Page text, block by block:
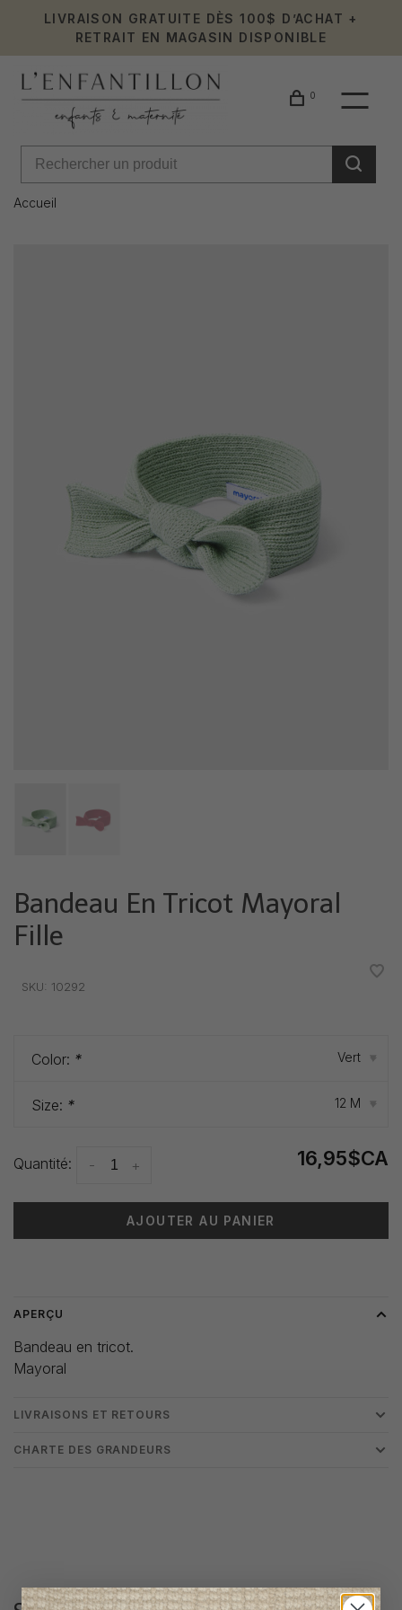
LIVRAISON GRATUITE DÈS 100$ D’ACHAT +
RETRAIT EN MAGASIN DISPONIBLE
0
Accueil
Bandeau En Tricot Mayoral
Fille
SKU: 10292
Color: * Vert ▾
Size: * 12 M ▾
Quantité: +
- 16,95$CA
AJOUTER AU PANIER
APERÇU
Bandeau en tricot.
Mayoral
LIVRAISONS ET RETOURS
CHARTE DES GRANDEURS